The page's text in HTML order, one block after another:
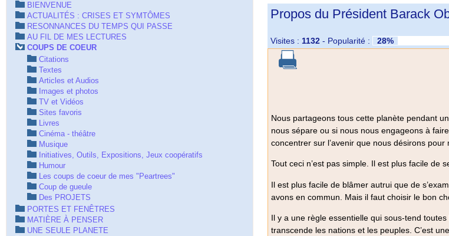
Propos du Président Barack
Visites : 1132- Popularité : 28%
Nous partageons tous cette planète pendant
nous sépare ou si nous nous engageons à
concentrer sur l’avenir que nous désirons
Tout ceci n’est pas simple. Il est plus facile de
Il est plus facile de blâmer autrui que de
avons en commun. Mais il faut choisir le bon
Il y a une règle essentielle qui sous-tend
transcende les nations et les peuples. C’est
BIENVENUE
ACTUALITÉS : CRISES ET SYMTÔMES
RESONNANCES DU TEMPS QUI PASSE
AU FIL DE MES LECTURES
COUPS DE COEUR
Citations
Textes
Articles et Audios
Images et photos
TV et Vidéos
Sites favoris
Livres
Cinéma - théâtre
Musique
Initiatives, Outils, Expositions, Jeux coopératifs
Humour
Les coups de coeur de mes "Peartrees"
Coup de gueule
Des PROJETS
PORTES ET FENÊTRES
MATIÈRE À PENSER
UNE SEULE PLANETE